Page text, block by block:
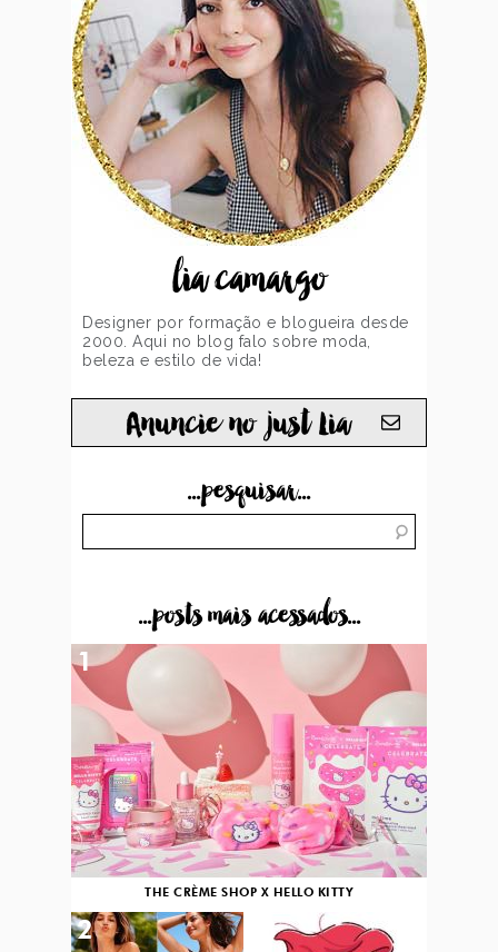
lia camargo
Designer por formação e blogueira desde
2000. Aqui no blog falo sobre moda,
beleza e estilo de vida!
Anuncie no just Lia
...pesquisar...
...posts mais acessados...
THE CRÈME SHOP X HELLO KITTY
1
2 3